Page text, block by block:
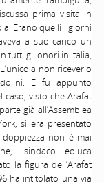
prima visita in
Erano quelli i giorni
a suo carico un
tutti gli onori in Italia,
a non riceverlo
E fu appunto
caso, visto che Arafat
già all’Assemblea
si era presentato
non è mai
il sindaco Leoluca
la figura dell’Arafat
ha intitolato una via